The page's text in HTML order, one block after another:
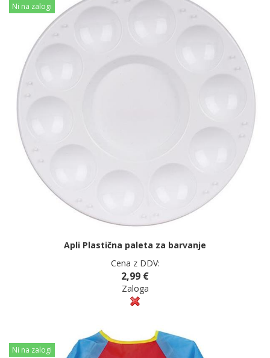
Ni na zalogi
Apli Plastična paleta za barvanje
Cena z DDV:
2,99 €
Zaloga
Ni na zalogi